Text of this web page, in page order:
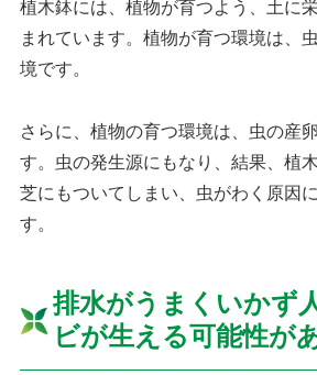
植木鉢には、植物が育つよう、土に
まれています。植物が育つ環境は、
境です。
さらに、植物の育つ環境は、虫の産
す。虫の発生源にもなり、結果、植
芝にもついてしまい、虫がわく原因
す。
排水がうまくいかず
ビが生える可能性が